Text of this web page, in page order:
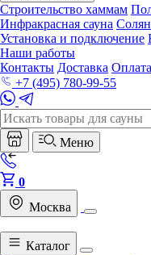
Строительство хаммам
Инфракрасная сауна
Установка и подключение
Наши работы
Контакты Доставка Оплата
+7 (495) 780-99-55
Меню
0
Москва
Каталог